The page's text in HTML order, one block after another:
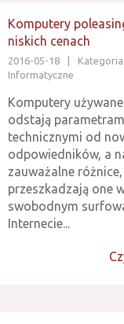
Komputery
niskich cenach
2016-05-18
Informatyczne
Komputery
odstają
technicznymi od
odpowiedników, a
zauważalne
przeszkadzają one
swobodnym
Internecie...